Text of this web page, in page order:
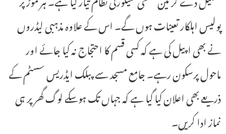
پولیس اہلکار تعینات ہوں گے۔ اس کے علاوہ مذہبی لیڈروں
نے بھی اپیل کی ہے کہ کسی قسم کا احتجاج نہ کیا جائے اور
ماحول پرسکون رہے۔ جامع مسجد سے پبلک ایڈریس سسٹم کے
ذریعے بھی اعلان کیا گیا ہے کہ جہاں تک ہوسکے لوگ گھر پر ہی
نماز ادا کریں۔